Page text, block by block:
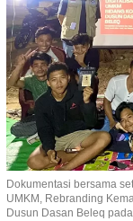
Dokumentasi bersama
UMKM, Rebranding
Dusun Dasan Beleq